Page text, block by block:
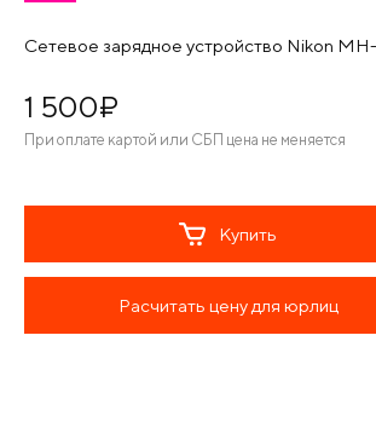
Сетевое зарядное устройство Nikon
1 500¤
При оплате картой или СБП цена не меняется
Купить
Расчитать цену для юрлиц